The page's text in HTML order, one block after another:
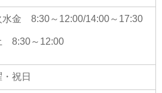
水金 8:30～12:00/14:00～17:30
8:30～12:00
・祝日